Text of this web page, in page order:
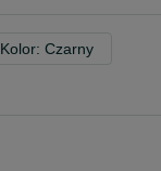
Kolor: Czarny